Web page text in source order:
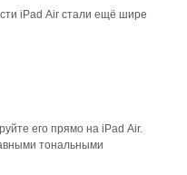
iPad Air стали ещё шире
его прямо на iPad Air.
тональными